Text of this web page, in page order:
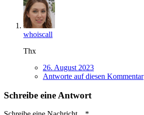
whoiscall
Thx
26. August 2023
Antworte auf diesen Kommentar
Schreibe eine Antwort